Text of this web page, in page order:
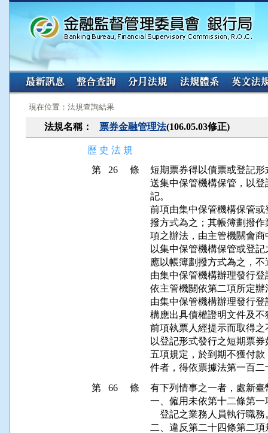
:::
現在位置：法規查詢結果
法規名稱： 票券金融管理法(106.05.03修正)
歷 史 法 規
第 26 條
短期票券得以債票或登記
送集中保管機構保管，以
記。
前項由集中保管機構保管
撥方式為之；其帳簿劃撥
項之辦法，由主管機關會
以集中保管機構保管或登
應以帳簿劃撥方式為之，
由集中保管機構辦理發行
依主管機關依第二項所定
由集中保管機構辦理發行
構應出具債權證明文件及
前項執票人經提示而取得
以登記形式發行之短期票
五項規定，於到期不獲付
件者，得依票據法第一百
第 66 條
有下列情事之一者，處新
一、僱用未依第十二條第
登記之業務人員執行職務
二、違反第二十四條第二項